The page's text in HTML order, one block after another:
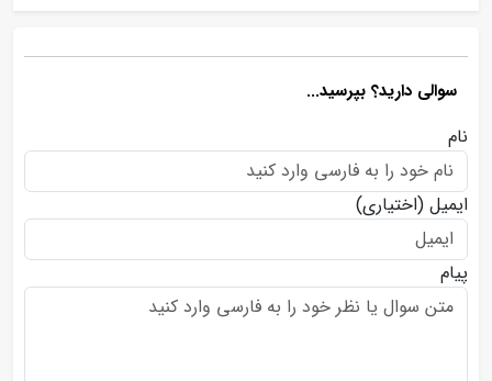
سوالی دارید؟ بپرسید...
نام
ایمیل (اختیاری)
پیام